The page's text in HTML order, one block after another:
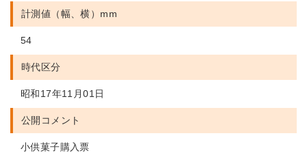
計測値（幅、横）mm
54
時代区分
昭和17年11月01日
公開コメント
小供菓子購入票